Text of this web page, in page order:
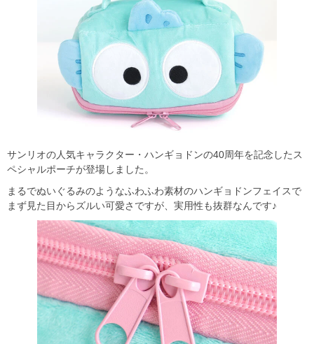
サンリオの人気キャラクター・ハンギョドンの40周年を記念したス
ペシャルポーチが登場しました。
まるでぬいぐるみのようなふわふわ素材のハンギョドンフェイスで
まず見た目からズルい可愛さですが、実用性も抜群なんです♪